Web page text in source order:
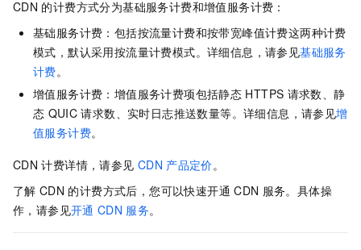
CDN 的计费方式分为基础服务计费和增值服务计费：
基础服务计费：包括按流量计费和按带宽峰值计费这两种计费
模式，默认采用按流量计费模式。详细信息，请参见基础服务
计费。
增值服务计费：增值服务计费项包括静态 HTTPS 请求数、静
态 QUIC 请求数、实时日志推送数量等。详细信息，请参见增
值服务计费。
CDN 计费详情，请参见 CDN 产品定价。
了解 CDN 的计费方式后，您可以快速开通 CDN 服务。具体操
作，请参见开通 CDN 服务。